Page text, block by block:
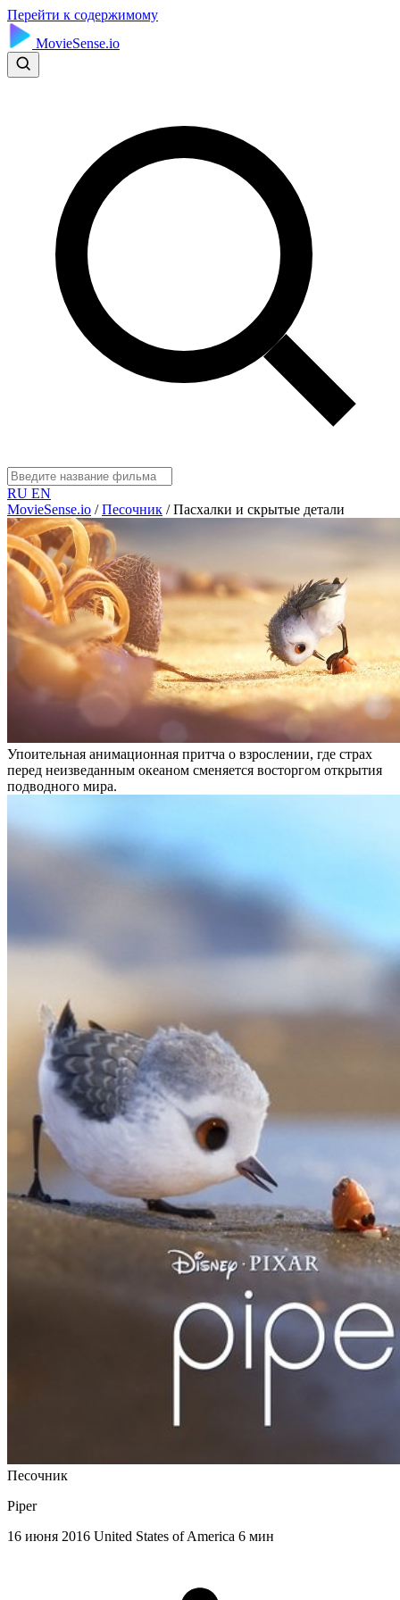
Перейти к содержимому
MovieSense.io
RU EN
MovieSense.io / Песочник / Пасхалки и скрытые детали
Упоительная анимационная притча о взрослении, где страх
перед неизведанным океаном сменяется восторгом открытия
подводного мира.
Песочник
Piper
16 июня 2016 United States of America 6 мин